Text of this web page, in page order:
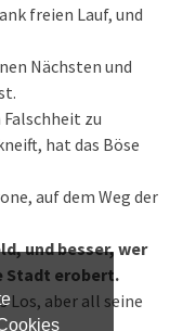
freien Lauf, und
Nächsten und
zu
hat das Böse
auf dem Weg der
und besser, wer
Stadt erobert.
Los, aber all seine